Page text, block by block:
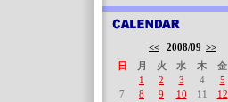
<< 2008/09 >>
日
月 火 水 木 金
1
2 3 4 5
7
8 9 10 11 12